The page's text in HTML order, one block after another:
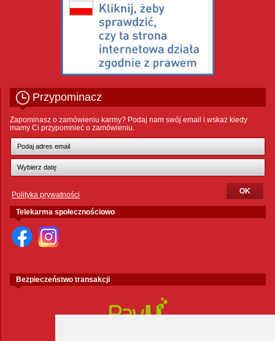
Przypominacz
Zapominasz o zamówieniu karmy? Podaj nam swój email i wskaż kiedy
mamy Ci przypomnieć o zamówieniu.
Polityka prywatności
Telekarma społecznościowo
Bezpieczeństwo transakcji